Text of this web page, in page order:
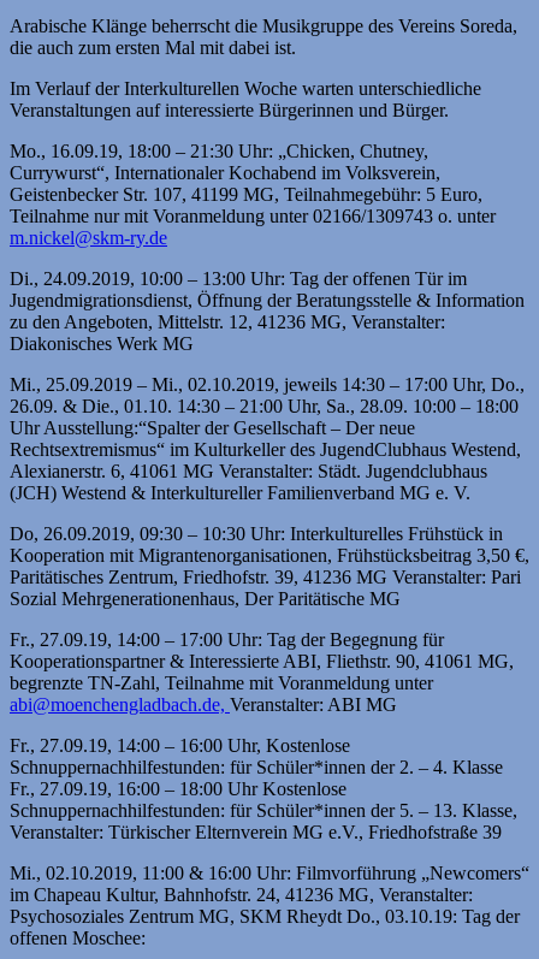
Arabische Klänge beherrscht die Musikgruppe des Vereins Soreda,
die auch zum ersten Mal mit dabei ist.
Im Verlauf der Interkulturellen Woche warten unterschiedliche
Veranstaltungen auf interessierte Bürgerinnen und Bürger.
Mo., 16.09.19, 18:00 – 21:30 Uhr: „Chicken, Chutney,
Currywurst“, Internationaler Kochabend im Volksverein,
Geistenbecker Str. 107, 41199 MG, Teilnahmegebühr: 5 Euro,
Teilnahme nur mit Voranmeldung unter 02166/1309743 o. unter
m.nickel@skm-ry.de
Di., 24.09.2019, 10:00 – 13:00 Uhr: Tag der offenen Tür im
Jugendmigrationsdienst, Öffnung der Beratungsstelle & Information
zu den Angeboten, Mittelstr. 12, 41236 MG, Veranstalter:
Diakonisches Werk MG
Mi., 25.09.2019 – Mi., 02.10.2019, jeweils 14:30 – 17:00 Uhr, Do.,
26.09. & Die., 01.10. 14:30 – 21:00 Uhr, Sa., 28.09. 10:00 – 18:00
Uhr Ausstellung:“Spalter der Gesellschaft – Der neue
Rechtsextremismus“ im Kulturkeller des JugendClubhaus Westend,
Alexianerstr. 6, 41061 MG Veranstalter: Städt. Jugendclubhaus
(JCH) Westend & Interkultureller Familienverband MG e. V.
Do, 26.09.2019, 09:30 – 10:30 Uhr: Interkulturelles Frühstück in
Kooperation mit Migrantenorganisationen, Frühstücksbeitrag 3,50 €,
Paritätisches Zentrum, Friedhofstr. 39, 41236 MG Veranstalter: Pari
Sozial Mehrgenerationenhaus, Der Paritätische MG
Fr., 27.09.19, 14:00 – 17:00 Uhr: Tag der Begegnung für
Kooperationspartner & Interessierte ABI, Fliethstr. 90, 41061 MG,
begrenzte TN-Zahl, Teilnahme mit Voranmeldung unter
abi@moenchengladbach.de, Veranstalter: ABI MG
Fr., 27.09.19, 14:00 – 16:00 Uhr, Kostenlose
Schnuppernachhilfestunden: für Schüler*innen der 2. – 4. Klasse
Fr., 27.09.19, 16:00 – 18:00 Uhr Kostenlose
Schnuppernachhilfestunden: für Schüler*innen der 5. – 13. Klasse,
Veranstalter: Türkischer Elternverein MG e.V., Friedhofstraße 39
Mi., 02.10.2019, 11:00 & 16:00 Uhr: Filmvorführung „Newcomers“
im Chapeau Kultur, Bahnhofstr. 24, 41236 MG, Veranstalter:
Psychosoziales Zentrum MG, SKM Rheydt Do., 03.10.19: Tag der
offenen Moschee: